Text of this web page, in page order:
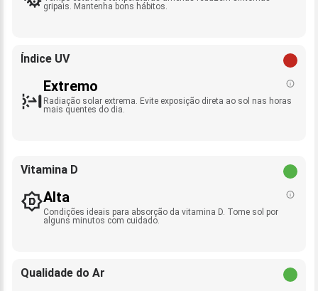
gripais. Mantenha bons hábitos.
Índice UV
Extremo
Radiação solar extrema. Evite exposição direta ao sol nas horas
mais quentes do dia.
Vitamina D
Alta
Condições ideais para absorção da vitamina D. Tome sol por
alguns minutos com cuidado.
Qualidade do Ar